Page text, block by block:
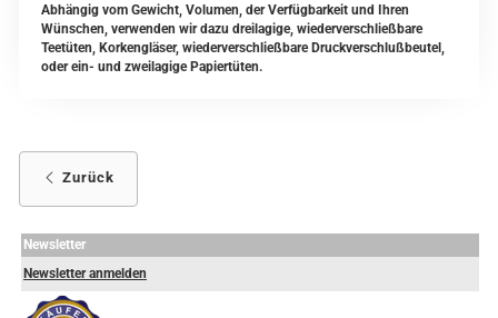
Abhängig vom Gewicht, Volumen, der Verfügbarkeit und Ihren
Wünschen, verwenden wir dazu dreilagige, wiederverschließbare
Teetüten, Korkengläser, wiederverschließbare Druckverschlußbeutel,
oder ein- und zweilagige Papiertüten.
Zurück
Newsletter
Newsletter anmelden